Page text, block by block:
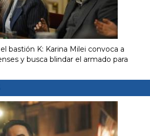
bastión K: Karina Milei convoca a
y busca blindar el armado para